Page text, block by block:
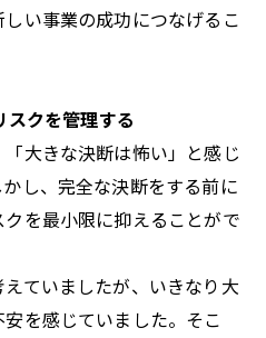
い事業の成功につなげるこ
クを管理する
大きな決断は怖い」と感じ
し、完全な決断をする前に
クを最小限に抑えることがで
ていましたが、いきなり大
を感じていました。そこ